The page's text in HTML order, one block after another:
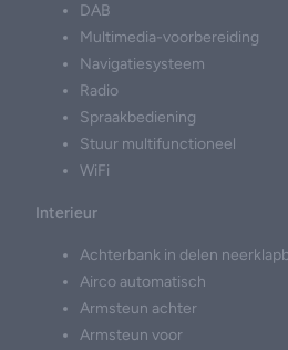
DAB
Multimedia-voorbereiding
Navigatiesysteem
Radio
Spraakbediening
Stuur multifunctioneel
WiFi
Interieur
Achterbank in delen
Airco automatisch
Armsteun achter
Armsteun voor